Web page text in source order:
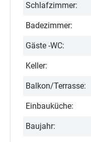
Schlafzimmer:
Badezimmer:
Gäste -WC:
Keller:
Balkon/Terrasse:
Einbauküche:
Baujahr: